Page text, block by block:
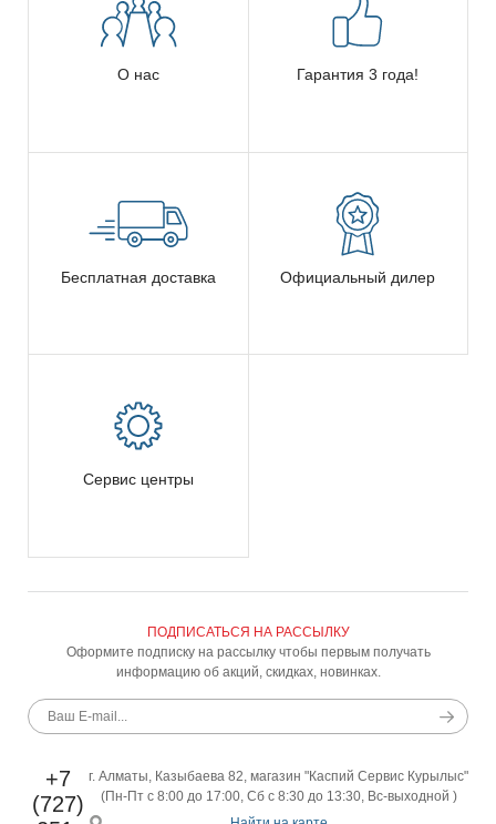
О нас Гарантия 3 года!
Бесплатная доставка Официальный дилер
Сервис центры
ПОДПИСАТЬСЯ НА РАССЫЛКУ
Оформите подписку на рассылку чтобы первым получать
информацию об акций, скидках, новинках.
г. Алматы, Казыбаева 82, магазин "Каспий Сервис Курылыс"
(Пн-Пт с 8:00 до 17:00, Сб с 8:30 до 13:30, Вс-выходной )
+7
(727)